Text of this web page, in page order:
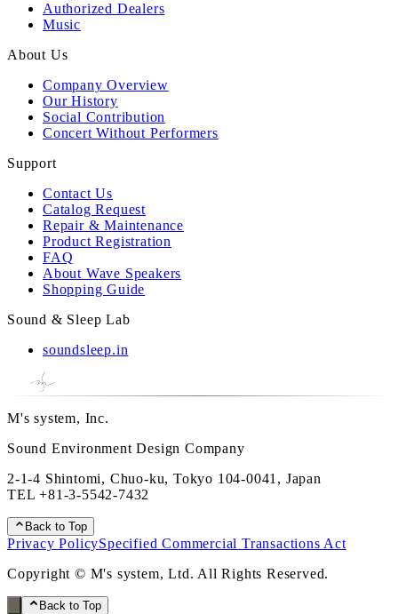
Authorized Dealers
Music
About Us
Company Overview
Our History
Social Contribution
Concert Without Performers
Support
Contact Us
Catalog Request
Repair & Maintenance
Product Registration
FAQ
About Wave Speakers
Shopping Guide
Sound & Sleep Lab
soundsleep.in
M's system, Inc.
Sound Environment Design Company
2-1-4 Shintomi, Chuo-ku, Tokyo 104-0041, Japan
TEL+81-3-5542-7432
Back to Top
Privacy PolicySpecified Commercial Transactions Act
Copyright © M's system, Ltd. All Rights Reserved.
Back to Top